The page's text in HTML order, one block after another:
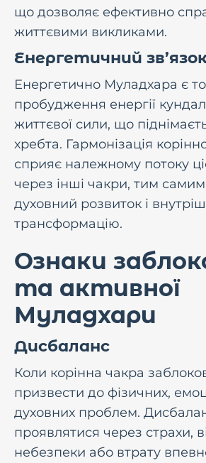
що дозволяє ефективно
життєвими викликами.
Енергетичний
Енергетично Муладхара є
пробудження енергії
життєвої сили, що
хребта. Гармонізація
сприяє належному потоку
через інші чакри, тим
духовний розвиток і
трансформацію.
Ознаки
та активної
Муладхари
Дисбаланс
Коли корінна чакра
призвести до фізичних,
духовних проблем.
проявлятися через страхи,
небезпеки або втрату